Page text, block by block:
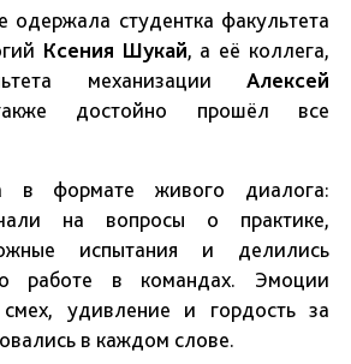
одержала студентка факультета
Ксения Шукай, а её коллега,
механизации Алексей
достойно прошёл все
в формате живого диалога:
на вопросы о практике,
испытания и делились
о работе в командах. Эмоции
удивление и гордость за
в каждом слове.